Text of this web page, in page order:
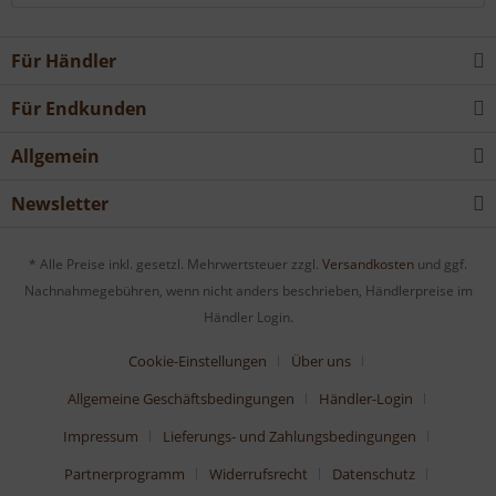
Für Händler
Für Endkunden
Allgemein
Newsletter
* Alle Preise inkl. gesetzl. Mehrwertsteuer zzgl. Versandkosten und ggf.
Nachnahmegebühren, wenn nicht anders beschrieben, Händlerpreise im
Händler Login.
Cookie-Einstellungen
Über uns
Allgemeine Geschäftsbedingungen
Händler-Login
Impressum
Lieferungs- und Zahlungsbedingungen
Partnerprogramm
Widerrufsrecht Datenschutz